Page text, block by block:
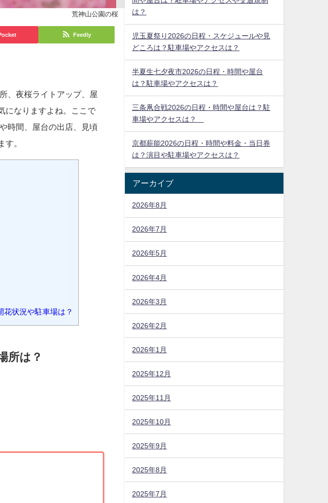
荒神山公園の桜
Feedly
、夜桜ライトアップ、屋
す。
所は？
は？
児玉夏祭り2026の日程・スケジュールや見
どころは？駐車場やアクセスは？
半夏生七夕夜市2026の日程・時間や屋台
は？駐車場やアクセスは？
三条凧合戦2026の日程・時間や屋台は？駐
車場やアクセスは？
京都薪能2026の日程・時間や料金・当日券
は？演目や駐車場やアクセスは？
アーカイブ
2026年8月
2026年7月
2026年5月
2026年4月
2026年3月
2026年2月
2026年1月
2025年12月
2025年11月
2025年10月
2025年9月
2025年8月
2025年7月